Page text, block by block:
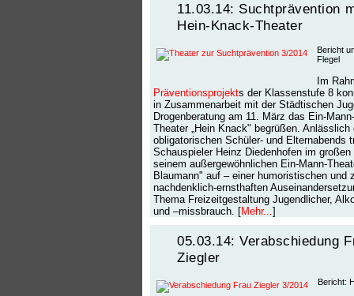
11.03.14: Suchtprävention
Hein-Knack-Theater
Bericht
Flegel
Im
Präventionsprojekts der Klassenstufe 8
in Zusammenarbeit mit der Städtischen
Drogenberatung am 11. März das Ein-
Theater „Hein Knack" begrüßen. Anlässlich
obligatorischen Schüler- und Elternabends
Schauspieler Heinz Diedenhofen im
seinem außergewöhnlichen Ein-Mann-
Blaumann" auf – einer humoristischen und
nachdenklich-ernsthaften
Thema Freizeitgestaltung Jugendlicher,
und –missbrauch. [Mehr... ]
05.03.14: Verabschiedung
Ziegler
Bericht: